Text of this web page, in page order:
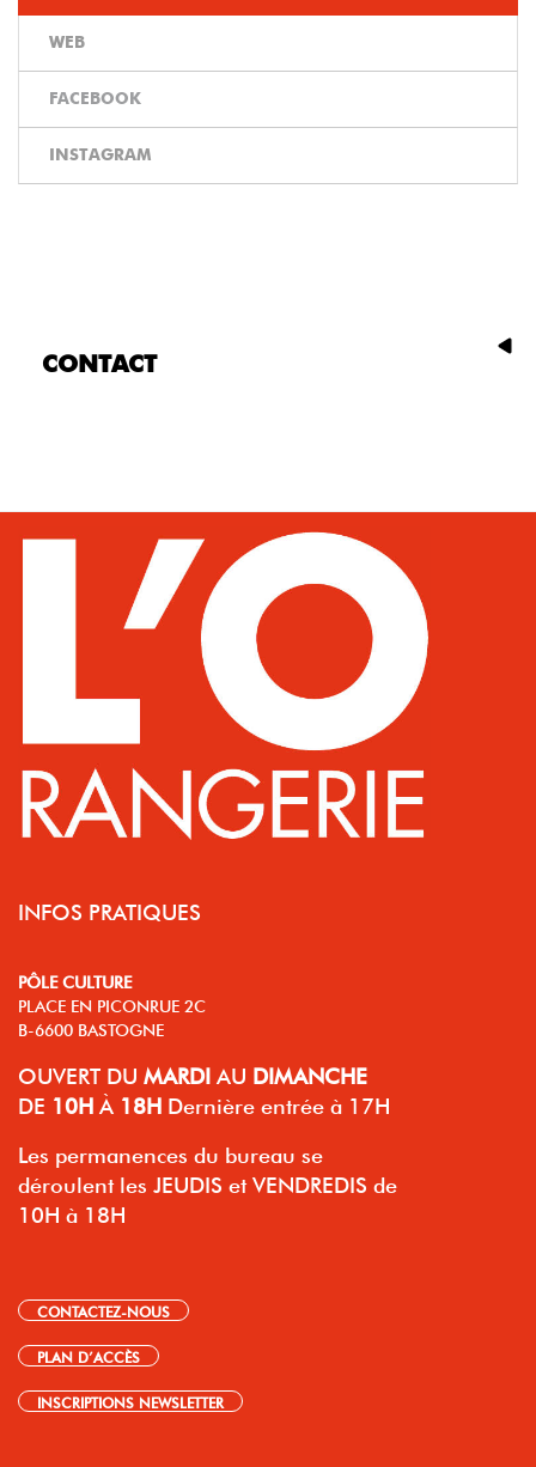
WEB
FACEBOOK
INSTAGRAM
CONTACT
INFOS PRATIQUES
PÔLE CULTURE
PLACE EN PICONRUE 2C
B-6600 BASTOGNE
OUVERT DU MARDI AU DIMANCHE
DE 10H À 18H Dernière entrée à 17H
Les permanences du bureau se
déroulent les JEUDIS et VENDREDIS de
10H à 18H
CONTACTEZ-NOUS
PLAN D’ACCÈS
INSCRIPTIONS NEWSLETTER